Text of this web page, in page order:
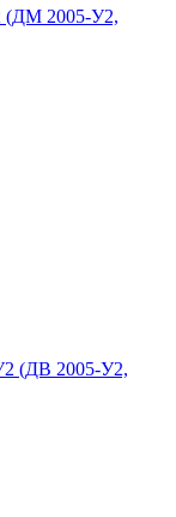
(ДМ 2005-У2,
(ДВ 2005-У2,